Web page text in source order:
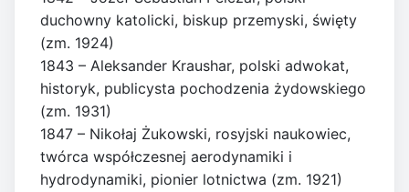
duchowny katolicki, biskup przemyski, święty
(zm. 1924)
1843 – Aleksander Kraushar, polski adwokat,
historyk, publicysta pochodzenia żydowskiego
(zm. 1931)
1847 – Nikołaj Żukowski, rosyjski naukowiec,
twórca współczesnej aerodynamiki i
hydrodynamiki, pionier lotnictwa (zm. 1921)